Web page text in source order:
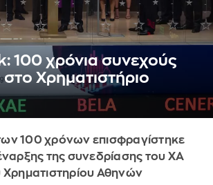
100 χρόνια συνεχούς
Χρηματιστήριο
100 χρόνων επισφραγίστηκε
της συνεδρίασης του ΧΑ
Χρηματιστηρίου Αθηνών